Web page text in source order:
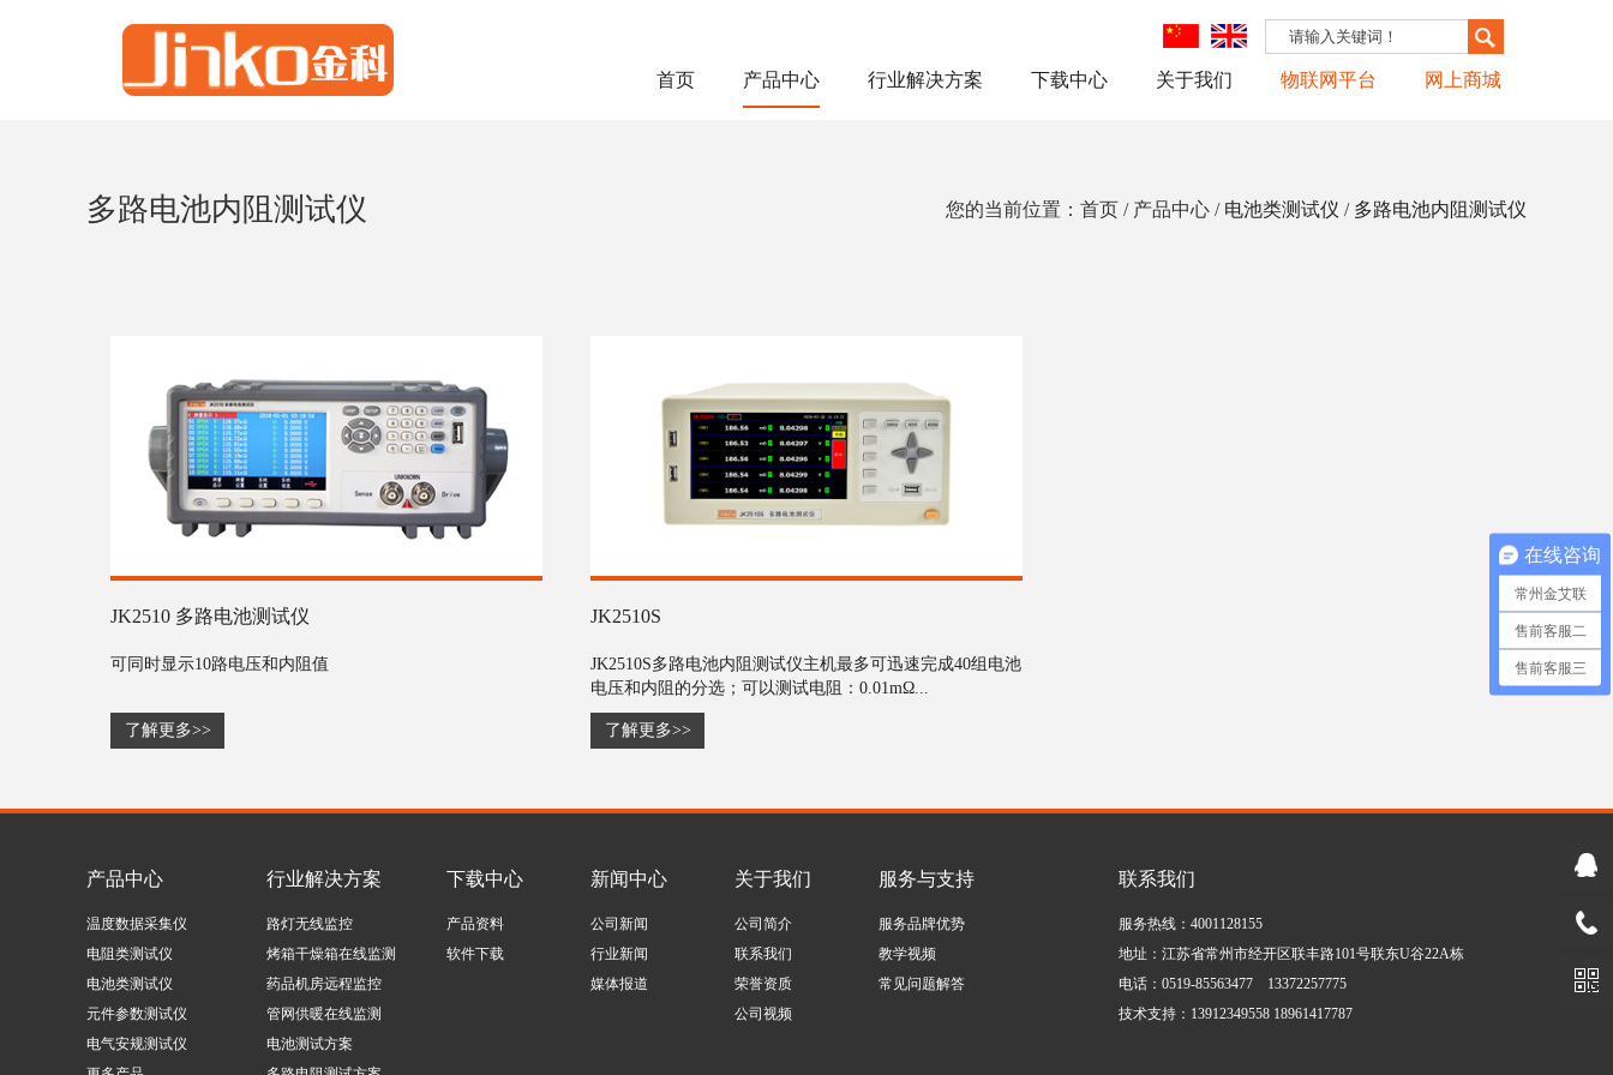
首页 产品中心 行业解决方案 下载中心 关于我们 物联网平台 网上商城
多路电池内阻测试仪 您的当前位置：首页 / 产品中心 / 电池类测试仪 / 多路电池内阻测试仪
JK2510 多路电池测试仪
可同时显示10路电压和内阻值
了解更多>>
JK2510S
JK2510S多路电池内阻测试仪主机最多可迅速完成40组电池
电压和内阻的分选；可以测试电阻：0.01mΩ...
了解更多>>
产品中心
温度数据采集仪
电阻类测试仪
电池类测试仪
元件参数测试仪
电气安规测试仪
行业解决方案
路灯无线监控
烤箱干燥箱在线监测
药品机房远程监控
管网供暖在线监测
电池测试方案
下载中心
产品资料
软件下载
新闻中心
公司新闻
行业新闻
媒体报道
关于我们
公司简介
联系我们
荣誉资质
公司视频
服务与支持
服务品牌优势
教学视频
常见问题解答
联系我们
服务热线：4001128155
地址：江苏省常州市经开区联丰路101号联东U谷22A栋
电话：0519-85563477 13372257775
技术支持：13912349558 18961417787
在线咨询
常州金艾联
售前客服二
售前客服三